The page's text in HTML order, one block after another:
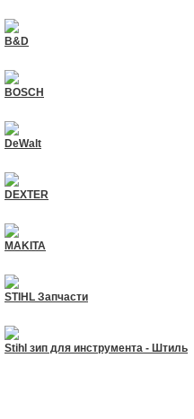
B&D
BOSCH
DeWalt
DEXTER
MAKITA
STIHL Запчасти
Stihl зип для инструмента - Штиль